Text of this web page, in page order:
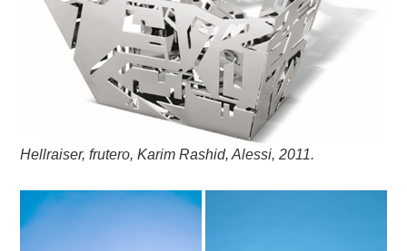
Hellraiser, frutero, Karim Rashid, Alessi, 2011.